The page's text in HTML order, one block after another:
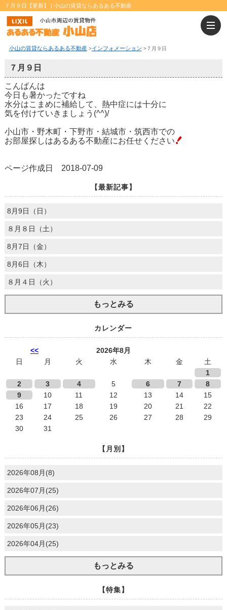
７月９日【更新】 | 小山の賃貸ならあるある不動産
小山の賃貸ならあるある不動産>インフォメーション >７月９日
７月９日
こんばんは
今日も暑かったですね
水分はこまめに補給して、熱中症には十分に
気を付けていきましょう(^^)/
小山市・野木町・下野市・結城市・筑西市での
お部屋探しはあるある不動産にお任せください
ページ作成日 2018-07-09
【最新記事】
8月9日（日）
８月８日（土）
8月7日（金）
8月6日（木）
８月４日（火）
もっとみる
カレンダー
<<
2026年8月
日
月 火 水 木 金
土
1
2
3 4 5 6 7
8
9
10 11 12 13 14
15
16
17 18 19 20 21
22
23
24 25 26 27 28
29
30
31
【月別】
2026年08月(8)
2026年07月(25)
2026年06月(26)
2026年05月(23)
2026年04月(25)
もっとみる
【特集】